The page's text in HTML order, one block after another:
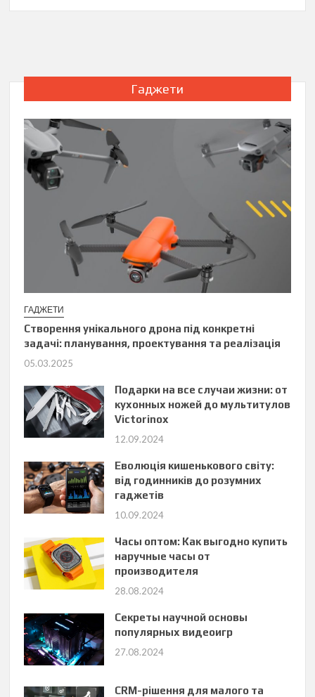
Гаджети
ГАДЖЕТИ
Створення унікального дрона під конкретні
задачі: планування, проектування та реалізація
05.03.2025
Подарки на все случаи жизни: от
кухонных ножей до мультитулов
Victorinox
12.09.2024
Еволюція кишенькового світу:
від годинників до розумних
гаджетів
10.09.2024
Часы оптом: Как выгодно купить
наручные часы от
производителя
28.08.2024
Секреты научной основы
популярных видеоигр
27.08.2024
CRM-рішення для малого та